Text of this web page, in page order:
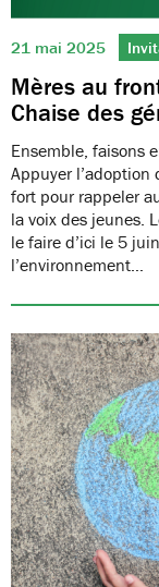
21 mai 2025
Mères au
Chaise des
Ensemble, faisons
Appuyer l’adoption
fort pour rappeler
la voix des jeunes.
le faire d’ici le 5
l’environnement…